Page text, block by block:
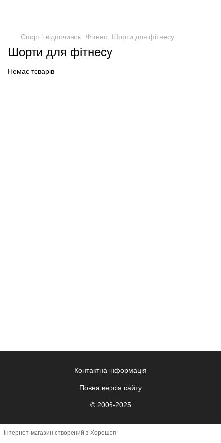
Спорт і відпочинок Фітнес Шорти для фітнесу
Шорти для фітнесу
Немає товарів
Контактна інформація
Повна версія сайту
© 2006-2025
Інтернет-магазин створений з Хорошоп